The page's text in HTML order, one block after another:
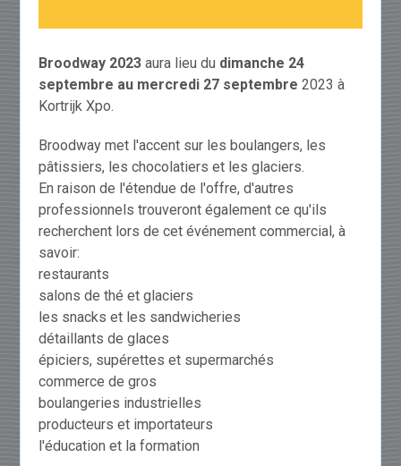
Broodway 2023 aura lieu du dimanche 24
septembre au mercredi 27 septembre 2023 à
Kortrijk Xpo.
Broodway met l'accent sur les boulangers, les
pâtissiers, les chocolatiers et les glaciers.
En raison de l'étendue de l'offre, d'autres
professionnels trouveront également ce qu'ils
recherchent lors de cet événement commercial, à
savoir:
restaurants
salons de thé et glaciers
les snacks et les sandwicheries
détaillants de glaces
épiciers, supérettes et supermarchés
commerce de gros
boulangeries industrielles
producteurs et importateurs
l'éducation et la formation